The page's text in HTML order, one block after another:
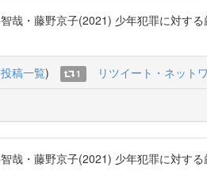
哉・藤野京子(2021) 少年犯罪に対
投稿一覧) 1 リツイート・ネット
哉・藤野京子(2021) 少年犯罪に対